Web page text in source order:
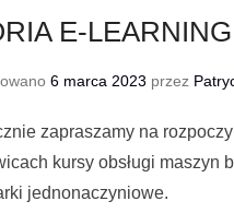
E-LEARNING
6 marca 2023 przez
zapraszamy na
kursy obsługi
jednonaczyniowe.